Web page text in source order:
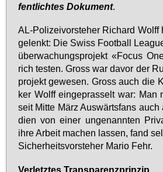
fent­lich­tes Do­ku­ment.
AL-Po­li­zei­vor­ste­her Ri­chard
ge­lenkt: Die Swiss Foot­ball
über­wa­chungs­pro­jekt «Fo­cus
rich tes­ten. Gross war da­vor der
pro­jekt ge­we­sen. Gross auch die
ker Wolff ein­ge­pras­selt war: Man
seit Mit­te März Aus­wärts­fans
di­en von ei­ner un­ge­nann­ten
ih­re Ar­beit ma­chen las­sen, fand
Si­cher­heits­vor­ste­her Ma­rio Fehr.
Ver­letz­tes Trans­pa­renz­prin­zip